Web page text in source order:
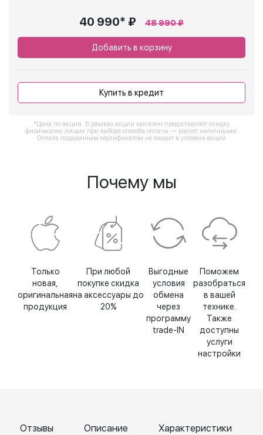
40 990* ₽ 48 990 ₽
Добавить в корзину
Купить в кредит
*Цена по акции. В рамках акции магазин предоставляет скидку
физическим лицам при выборе способа оплаты — расчет наличными.
Оплата подарочным сертификатом не входит в условия акции
Почему мы
Только
новая,
оригинальная
продукция
При любой
покупке скидка
на аксессуары до
20%
Выгодные
условия
обмена
через
программу
trade-IN
Поможем
разобраться
в вашей
технике.
Также
доступны
услуги
настройки
Отзывы Описание Характеристики